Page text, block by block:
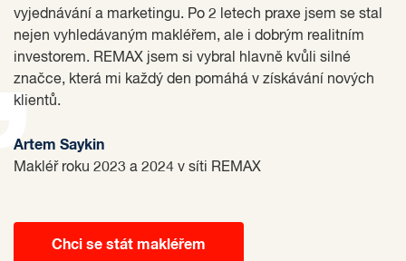
vyjednávání a marketingu. Po 2 letech praxe jsem se stal
nejen vyhledávaným makléřem, ale i dobrým realitním
investorem. REMAX jsem si vybral hlavně kvůli silné
značce, která mi každý den pomáhá v získávání nových
klientů.
Artem Saykin
Makléř roku 2023 a 2024 v síti REMAX
Chci se stát makléřem